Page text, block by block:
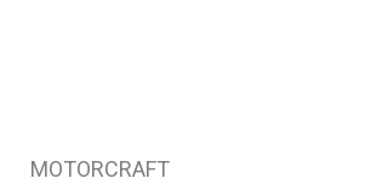
MOTORCRAFT